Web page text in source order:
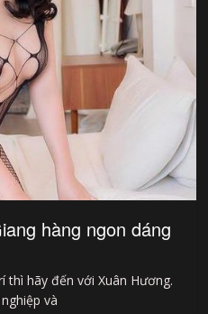
hàng ngon dáng
thì hãy đến với Xuân Hương.
và